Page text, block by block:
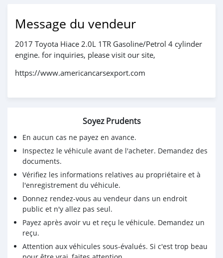
Message du vendeur
2017 Toyota Hiace 2.0L 1TR Gasoline/Petrol 4 cylinder
engine. for inquiries, please visit our site,
https://www.americancarsexport.com
Soyez Prudents
En aucun cas ne payez en avance.
Inspectez le véhicule avant de l'acheter. Demandez des
documents.
Vérifiez les informations relatives au propriétaire et à
l'enregistrement du véhicule.
Donnez rendez-vous au vendeur dans un endroit
public et n'y allez pas seul.
Payez après avoir vu et reçu le véhicule. Demandez un
reçu.
Attention aux véhicules sous-évalués. Si c'est trop beau